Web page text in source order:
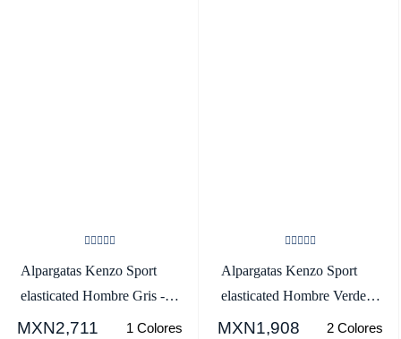
Alpargatas Kenzo Sport
elasticated Hombre Gris -
SKU.7618866
MXN2,711 1 Colores
Alpargatas Kenzo Sport
elasticated Hombre Verde
Oscuro - SKU.1547192
MXN1,908 2 Colores